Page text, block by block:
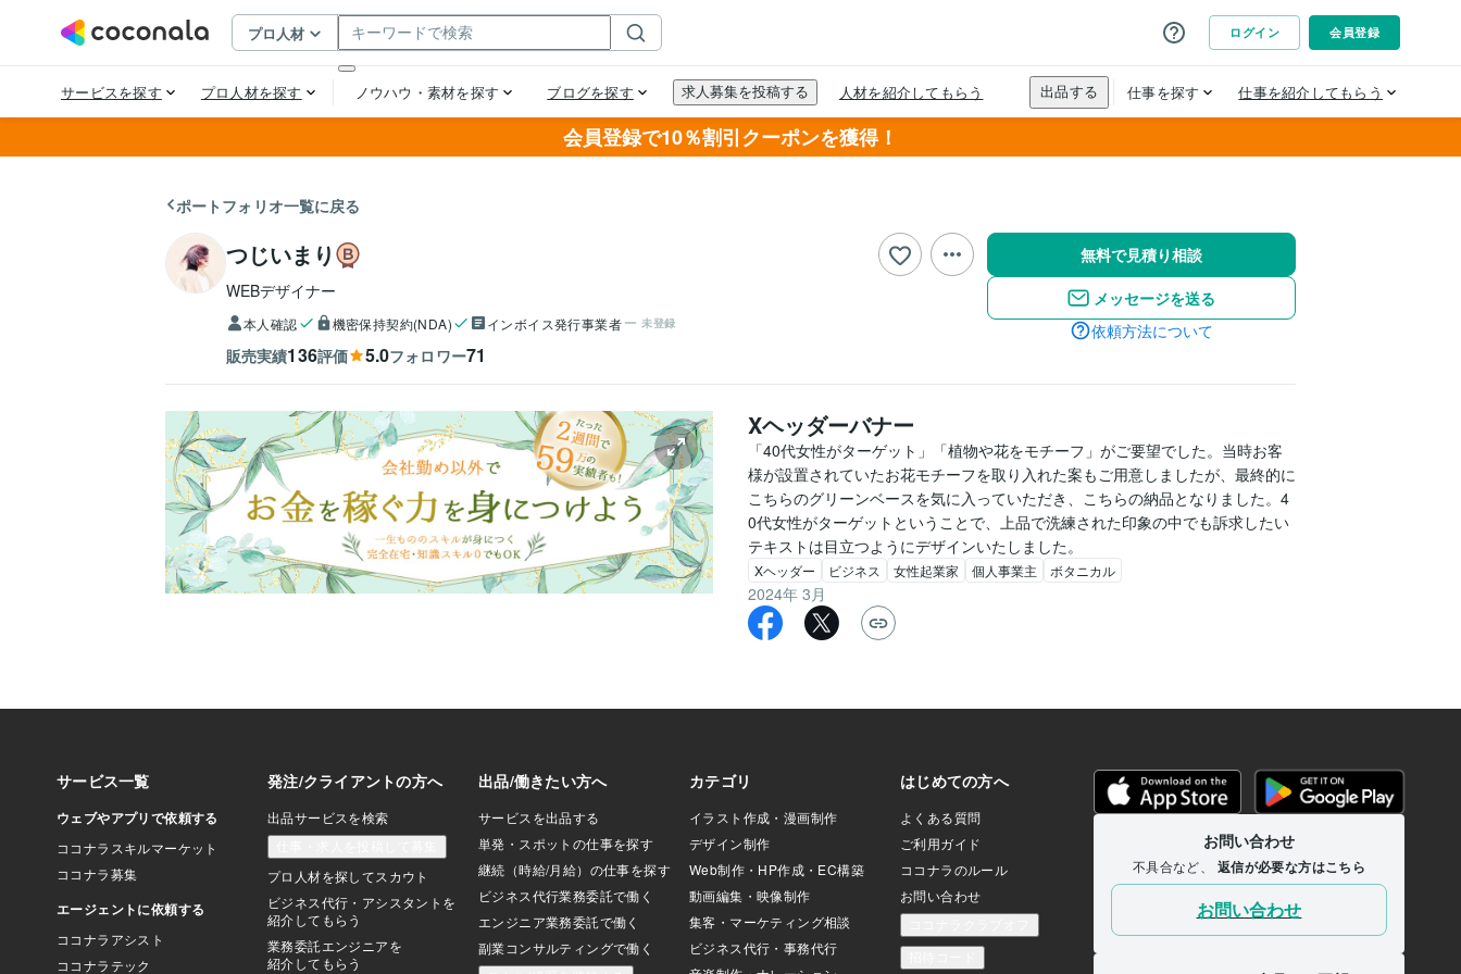
会員登録で10％割引クーポンを獲得！
ポートフォリオ一覧に戻る
つじいまり
WEBデザイナー
本人確認 機密保持契約(NDA) インボイス発行事業者 未登録
販売実績136評価 5.0フォロワー71
無料で見積り相談
メッセージを送る
依頼方法について
Xヘッダーバナー
「40代女性がターゲット」「植物や花をモチーフ」がご要望でした。当時お客
様が設置されていたお花モチーフを取り入れた案もご用意しましたが、最終的に
こちらのグリーンベースを気に入っていただき、こちらの納品となりました。4
0代女性がターゲットということで、上品で洗練された印象の中でも訴求したい
テキストは目立つようにデザインいたしました。
Xヘッダー ビジネス 女性起業家 個人事業主 ボタニカル
2024年 3月